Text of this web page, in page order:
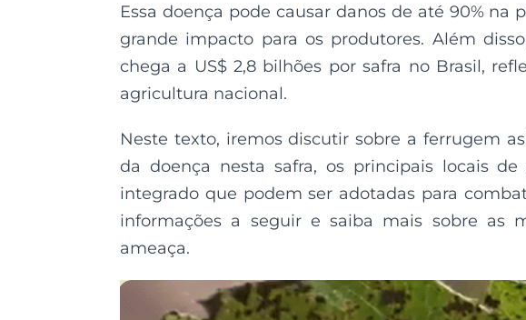
Essa doença pode causar danos de até 90% na
grande impacto para os produtores. Além
chega a US$ 2,8 bilhões por safra no Brasil,
agricultura nacional.
Neste texto, iremos discutir sobre a ferrugem
da doença nesta safra, os principais locais
integrado que podem ser adotadas para
informações a seguir e saiba mais sobre as
ameaça.